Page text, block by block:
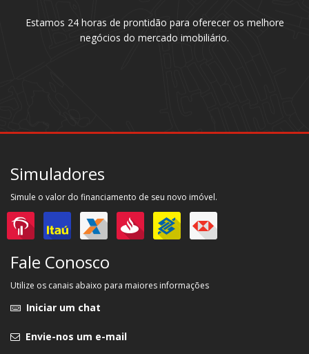
Estamos 24 horas de prontidão para oferecer os melhore
negócios do mercado imobiliário.
Simuladores
Simule o valor do financiamento de seu novo imóvel.
Fale Conosco
Utilize os canais abaixo para maiores informações
Iniciar um chat
Envie-nos um e-mail